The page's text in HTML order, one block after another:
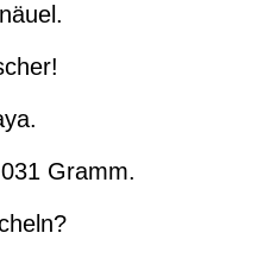
Gramm.